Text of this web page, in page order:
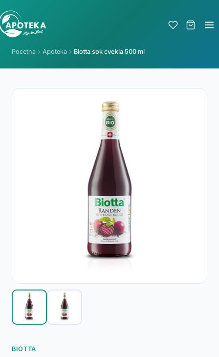
Pocetna Apoteka Biotta sok cvekla 500 ml
BIOTTA